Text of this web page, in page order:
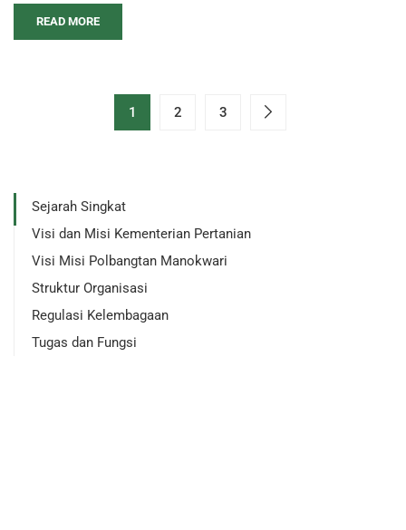
READ MORE
1 2 3
Sejarah Singkat
Visi dan Misi Kementerian Pertanian
Visi Misi Polbangtan Manokwari
Struktur Organisasi
Regulasi Kelembagaan
Tugas dan Fungsi